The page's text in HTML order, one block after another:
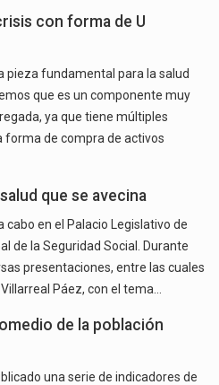
con forma de U
pieza fundamental para la salud
que es un componente muy
ya que tiene múltiples
forma de compra de activos
que se avecina
cabo en el Palacio Legislativo de
de la Seguridad Social. Durante
presentaciones, entre las cuales
Páez, con el tema…
de la población
una serie de indicadores de